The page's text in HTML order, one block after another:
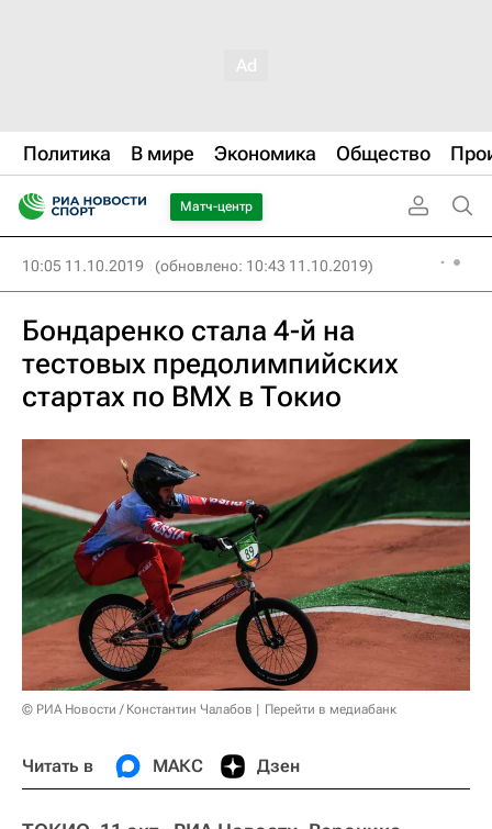
Политика В мире Экономика Общество
Матч-центр
10:05 11.10.2019 (обновлено: 10:43 11.10.2019)
Бондаренко стала 4-й на
тестовых предолимпийских
стартах по ВМХ в Токио
© РИА Новости / Константин Чалабов Перейти в медиабанк
Читать в МАКС Дзен